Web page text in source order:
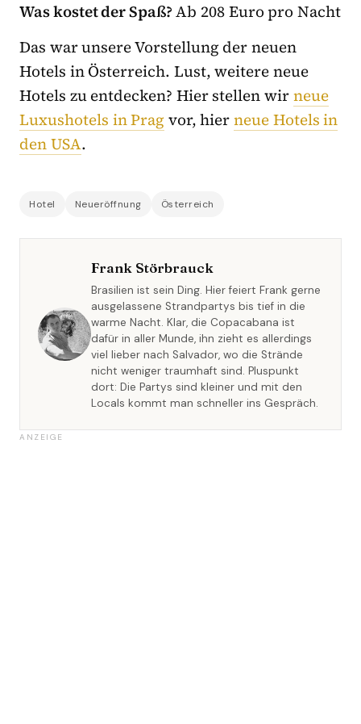
Was kostet der Spaß?Ab 208 Euro pro Nacht
Das war unsere Vorstellung der neuen
Hotels in Österreich. Lust, weitere neue
Hotels zu entdecken? Hier stellen wirneue
Luxushotels in Prag vor, hierneue Hotels in
den USA.
Hotel Neueröffnung Österreich
Frank Störbrauck
Brasilien ist sein Ding. Hier feiert Frank gerne
ausgelassene Strandpartys bis tief in die
warme Nacht. Klar, die Copacabana ist
dafür in aller Munde, ihn zieht es allerdings
viel lieber nach Salvador, wo die Strände
nicht weniger traumhaft sind. Pluspunkt
dort: Die Partys sind kleiner und mit den
Locals kommt man schneller ins Gespräch.
ANZEIGE